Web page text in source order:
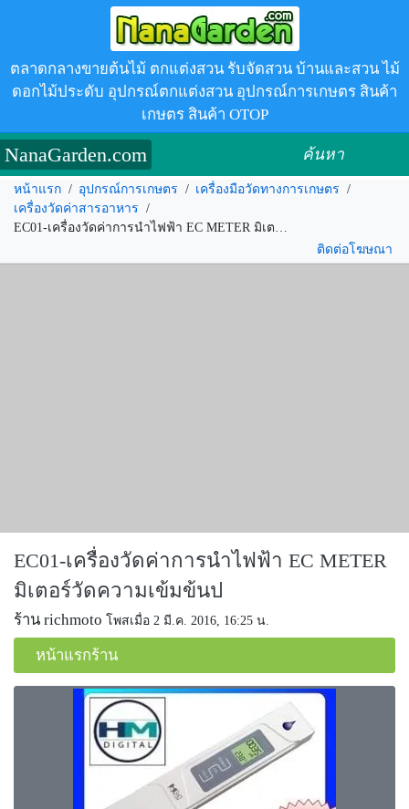
ตลาดกลางขายต้นไม้ ตกแต่งสวน รับจัดสวน บ้านและสวน ไม้
ดอกไม้ประดับ อุปกรณ์ตกแต่งสวน อุปกรณ์การเกษตร สินค้า
เกษตร สินค้า OTOP
NanaGarden.com ค้นหา
หน้าแรก / อุปกรณ์การเกษตร / เครื่องมือวัดทางการเกษตร /
เครื่องวัดค่าสารอาหาร /
ติดต่อโฆษณา
EC01-เครื่องวัดค่าการนำไฟฟ้า EC METER
มิเตอร์วัดความเข้มข้นป
ร้าน richmoto โพสเมื่อ 2 มี.ค. 2016, 16:25 น.
หน้าแรกร้าน